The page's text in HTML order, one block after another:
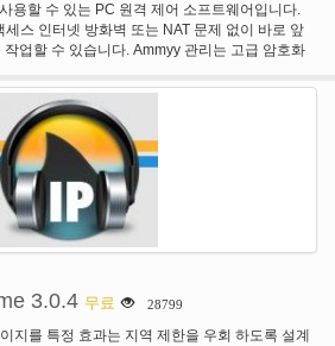
용할 수 있는 PC 원격 제어 소프트웨어입니다.
스 인터넷 방화벽 또는 NAT 문제 없이 바로 앞
업할 수 있습니다. Ammyy 관리는 고급 암호화
스크톱 공유 및 전 세계에 어떤 장소 든 지에서
안정적이 고 신뢰할 수 있는 저렴 한 소프트웨어
조정이 필요로 하지 않습니다. 원격 데스크톱은
이내 작업 가능 하다. Ammyy 관리의 주요 장점은:
광범위 한 개인 및 기업 사용자에 대 한 경제성
이성. Ammyy 관리 방화벽에 대 한 투명 이므로
워크 보안 버그의 위험에 노출 하는 방화벽 또는
필요가 없습니다. 원격 데스크톱 포트 매핑 없이
쉽게 액세스할 수 있습니다. Ammyy 관리는 매
습니다. 원격 PC를 클라이언트 측면에서 인간의
관리자를 사용할 수도 있습니다. Ammyy 관
격 데스크톱, 다시 시작, 로그에 /, 사용자 변경 등
3.0.4 무료 28799
지를 특정 효과는 지역 제한을 우회 하도록 설계